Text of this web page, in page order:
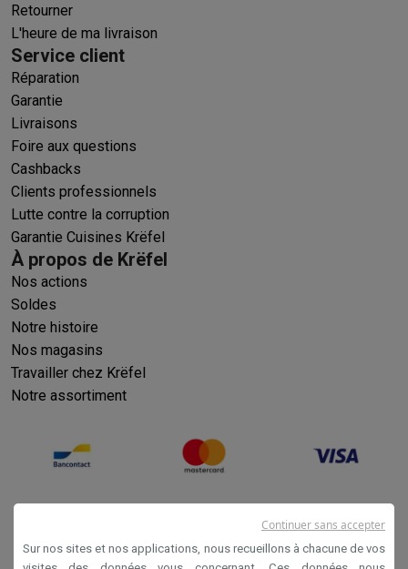
Retourner
L'heure de ma livraison
Service client
Réparation
Garantie
Livraisons
Foire aux questions
Cashbacks
Clients professionnels
Lutte contre la corruption
Garantie Cuisines Krëfel
À propos de Krëfel
Nos actions
Soldes
Notre histoire
Nos magasins
Travailler chez Krëfel
Notre assortiment
Sur nos sites et nos applications, nous recueillons à chacune de vos
Continuer sans accepter